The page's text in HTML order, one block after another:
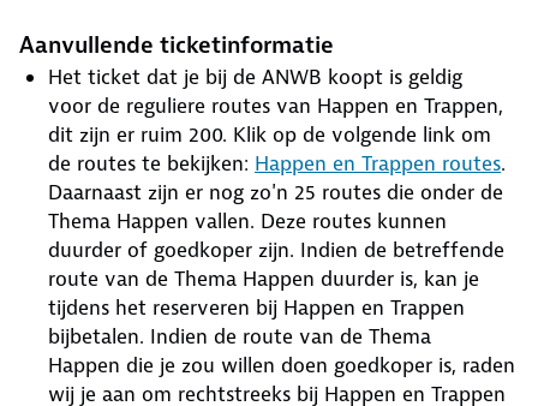
Aanvullende ticketinformatie
Het ticket dat je bij de ANWB koopt is geldig
voor de reguliere routes van Happen en Trappen,
dit zijn er ruim 200. Klik op de volgende link om
de routes te bekijken: Happen en Trappen routes.
Daarnaast zijn er nog zo'n 25 routes die onder de
Thema Happen vallen. Deze routes kunnen
duurder of goedkoper zijn. Indien de betreffende
route van de Thema Happen duurder is, kan je
tijdens het reserveren bij Happen en Trappen
bijbetalen. Indien de route van de Thema
Happen die je zou willen doen goedkoper is, raden
wij je aan om rechtstreeks bij Happen en Trappen